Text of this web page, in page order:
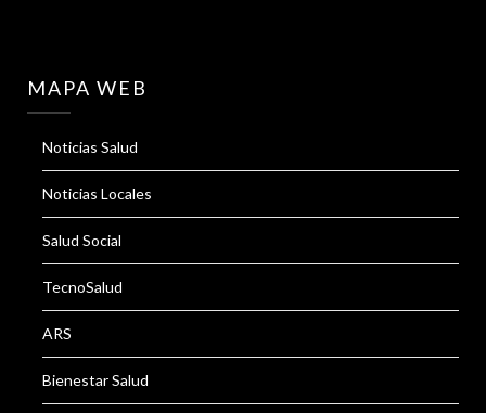
MAPA WEB
Noticias Salud
Noticias Locales
Salud Social
TecnoSalud
ARS
Bienestar Salud